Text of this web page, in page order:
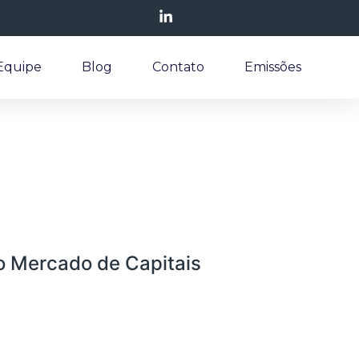
Blog Contato Emissões
Mercado de Capitais